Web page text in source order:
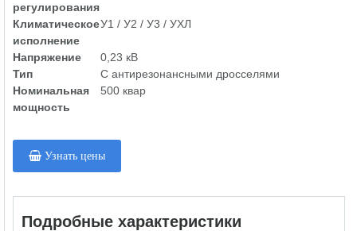
регулирования
Климатическое
исполнение
У1 / У2 / У3 / УХЛ
Напряжение
0,23 кВ
Тип
С антирезонансными дросселями
Номинальная
мощность
500 квар
Узнать цены
Подробные характеристики